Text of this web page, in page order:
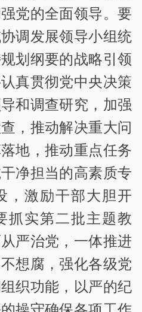
党的全面领导。要
调发展领导小组统
划纲要的战略引领
真贯彻党中央决策
和调查研究，加强
，推动解决重大问
地，推动重点任务
净担当的高素质专
，激励干部大胆开
抓实第二批主题教
严治党，一体推进
想腐，强化各级党
织功能，以严的纪